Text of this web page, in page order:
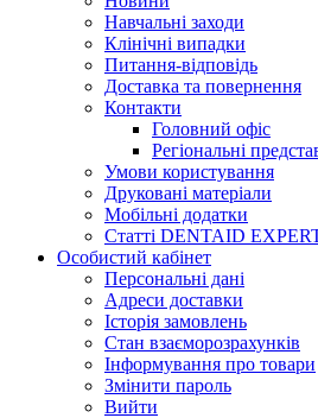
Навчальні заходи
Клінічні випадки
Питання-відповідь
Доставка та повернення
Контакти
Головний офіс
Регіональні
Умови користування
Друковані матеріали
Мобільні додатки
Статті DENTAID
Особистий кабінет
Персональні дані
Адреси доставки
Історія замовлень
Стан взаєморозрахунків
Інформування про товари
Змінити пароль
Вийти